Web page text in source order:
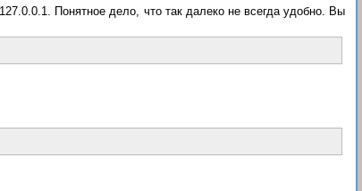
Понятное дело, что так далеко не всегда удобно. Вы